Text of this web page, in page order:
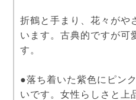
折鶴と手まり、花々がや
います。古典的ですが可
す。
●落ち着いた紫色にピン
いです。女性らしさと上